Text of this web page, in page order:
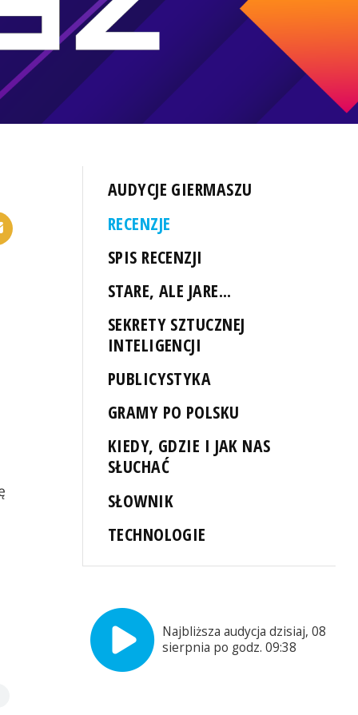
AUDYCJE GIERMASZU
RECENZJE
SPIS RECENZJI
STARE, ALE JARE...
SEKRETY SZTUCZNEJ
INTELIGENCJI
PUBLICYSTYKA
GRAMY PO POLSKU
KIEDY, GDZIE I JAK NAS
SŁUCHAĆ
SŁOWNIK
TECHNOLOGIE
Najbliższa audycja dzisiaj, 08
sierpnia po godz. 09:38